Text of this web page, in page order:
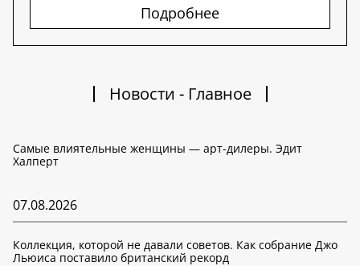
Подробнее
Новости - Главное
Самые влиятельные женщины — арт-дилеры. Эдит
Халперт
07.08.2026
Коллекция, которой не давали советов. Как собрание Джо
Льюиса поставило британский рекорд